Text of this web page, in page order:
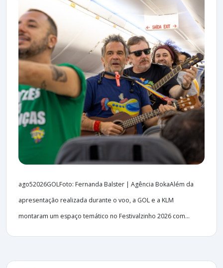
ago52026GOLFoto: Fernanda Balster | Agência BokaAlém da
apresentação realizada durante o voo, a GOL e a KLM
montaram um espaço temático no Festivalzinho 2026 com...